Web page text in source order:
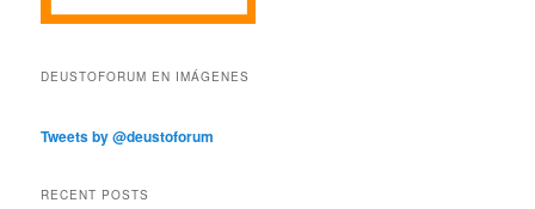
DEUSTOFORUM EN IMÁGENES
Tweets by @deustoforum
RECENT POSTS